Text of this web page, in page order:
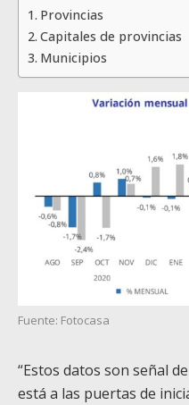
Provincias
Capitales de provincias
Municipios
Fuente: Fotocasa
“Estos datos son señal
está a las puertas de